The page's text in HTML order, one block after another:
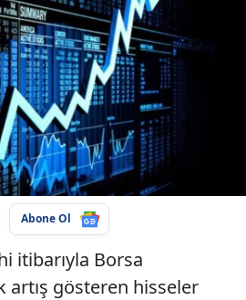
Abone Ol
itibarıyla Borsa
artış gösteren hisseler